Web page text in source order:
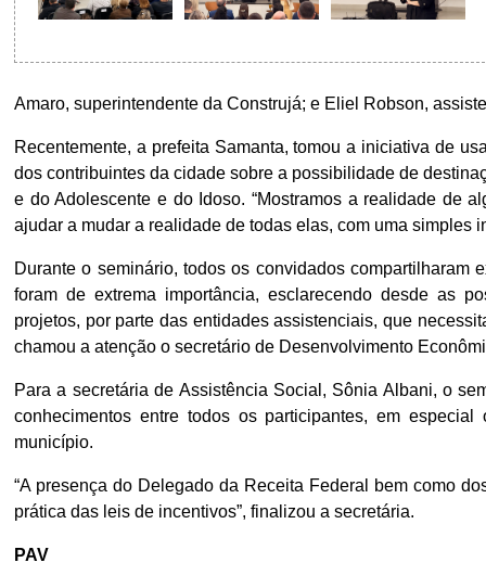
Amaro, superintendente da Construjá; e Eliel Robson,
Recentemente, a prefeita Samanta, tomou a iniciativa de
dos contribuintes da cidade sobre a possibilidade de
e do Adolescente e do Idoso. “Mostramos a realidade de
ajudar a mudar a realidade de todas elas, com uma simples
Durante o seminário, todos os convidados compartilharam
foram de extrema importância, esclarecendo desde as
projetos, por parte das entidades assistenciais, que
chamou a atenção o secretário de Desenvolvimento
Para a secretária de Assistência Social, Sônia Albani, o
conhecimentos entre todos os participantes, em
município.
“A presença do Delegado da Receita Federal bem como
prática das leis de incentivos”, finalizou a secretária.
PAV